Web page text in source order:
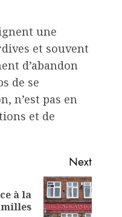
une
et souvent
d’abandon
de se
n’est pas en
et de
Next
à la